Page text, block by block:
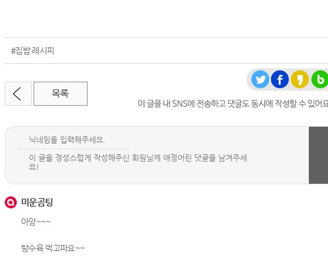
#집밥 레시피
목록
미운곰팅
아앙~~~
탕수육 먹고파요~~